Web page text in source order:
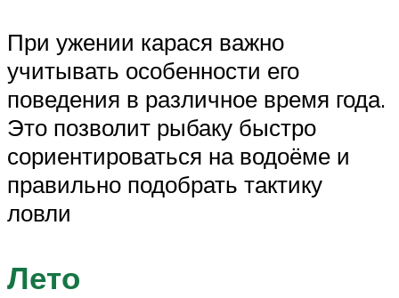
При ужении карася важно
учитывать особенности его
поведения в различное время года.
Это позволит рыбаку быстро
сориентироваться на водоёме и
правильно подобрать тактику
ловли
Лето